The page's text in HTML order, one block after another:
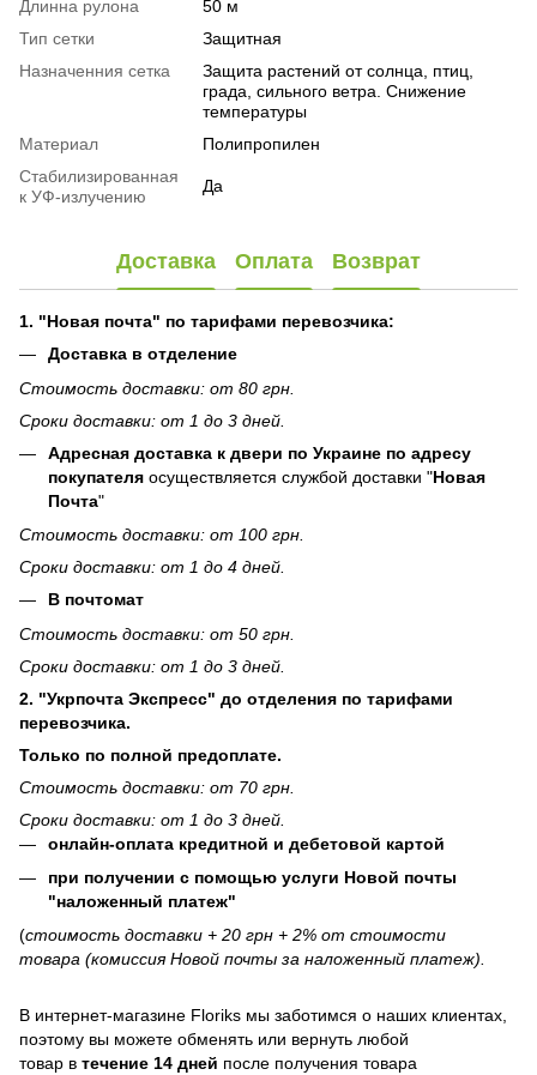
Длинна рулона
50 м
Тип сетки
Защитная
Назначенния сетка
Защита растений от солнца, птиц,
града, сильного ветра. Снижение
температуры
Материал
Полипропилен
Стабилизированная
к УФ-излучению
Да
Доставка Оплата Возврат
1. "Новая почта" по тарифами перевозчика:
Доставка в отделение
Стоимость доставки: от 80 грн.
Сроки доставки: от 1 до 3 дней.
Адресная доставка к двери по Украине по адресу
покупателя осуществляется службой доставки "Новая
Почта"
Стоимость доставки: от 100 грн.
Сроки доставки: от 1 до 4 дней.
В почтомат
Стоимость доставки: от 50 грн.
Сроки доставки: от 1 до 3 дней.
2. "Укрпочта Экспресс" до отделения по тарифами
перевозчика.
Только по полной предоплате.
Стоимость доставки: от 70 грн.
Сроки доставки: от 1 до 3 дней.
онлайн-оплата кредитной и дебетовой картой
при получении с помощью услуги Новой почты
"наложенный платеж"
(стоимость доставки + 20 грн + 2% от стоимости
товара (комиссия Новой почты за наложенный платеж).
В интернет-магазине Floriks мы заботимся о наших клиентах,
поэтому вы можете обменять или вернуть любой
товар в течение 14 дней после получения товара